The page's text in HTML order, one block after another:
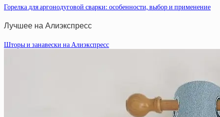
Горелка для аргонодуговой сварки: особенности, выбор и применение
Лучшее на Алиэкспресс
Шторы и занавески на Алиэкспресс